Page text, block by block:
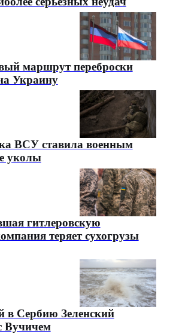
маршрут переброски
Украину
ВСУ ставила военным
уколы
гитлеровскую
теряет сухогрузы
в Сербию Зеленский
Вучичем